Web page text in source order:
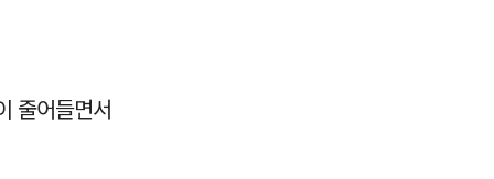
줄어들면서